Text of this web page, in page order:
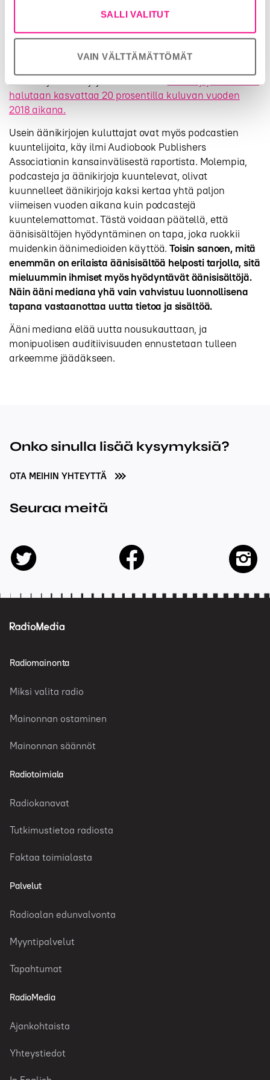
SALLI VALITUT
VAIN VÄLTTÄMÄTTÖMÄT
Äänikirjojen kulutuksen
ennustetaan vain kasvavan
Kustantamot aikovat kääntää yhä enemmän tulevia
resursseja äänikirjojen tuotantoon.Äänikirjojen määrää
halutaan kasvattaa 20 prosentilla kuluvan vuoden
2018 aikana.
Usein äänikirjojen kuluttajat ovat myös podcastien
kuuntelijoita, käy ilmi Audiobook Publishers
Associationin kansainvälisestä raportista. Molempia,
podcasteja ja äänikirjoja kuuntelevat, olivat
kuunnelleet äänikirjoja kaksi kertaa yhtä paljon
viimeisen vuoden aikana kuin podcastejä
kuuntelemattomat. Tästä voidaan päätellä, että
äänisisältöjen hyödyntäminen on tapa, joka ruokkii
muidenkin äänimedioiden käyttöä.Toisin sanoen, mitä
enemmän on erilaista äänisisältöä helposti tarjolla, sitä
mieluummin ihmiset myös hyödyntävät äänisisältöjä.
Näin ääni mediana yhä vain vahvistuu luonnollisena
tapana vastaanottaa uutta tietoa ja sisältöä.
Ääni mediana elää uutta nousukauttaan, ja
monipuolisen auditiivisuuden ennustetaan tulleen
arkeemme jäädäkseen.
Onko sinulla lisää kysymyksiä?
OTA MEIHIN YHTEYTTÄ
Seuraa meitä
twitter facebook
Radiomainonta
Miksi valita radio
Mainonnan ostaminen
Mainonnan säännöt
Radiotoimiala
Radiokanavat
Tutkimustietoa radiosta
Faktaa toimialasta
Palvelut
Radioalan edunvalvonta
Myyntipalvelut
Tapahtumat
RadioMedia
Ajankohtaista
Yhteystiedot